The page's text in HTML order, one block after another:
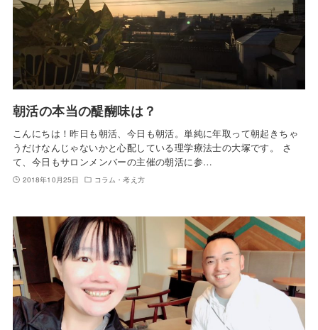
朝活の本当の醍醐味は？
こんにちは！昨日も朝活、今日も朝活。単純に年取って朝起きちゃ
うだけなんじゃないかと心配している理学療法士の大塚です。 さ
て、今日もサロンメンバーの主催の朝活に参…
2018年10月25日 コラム・考え方